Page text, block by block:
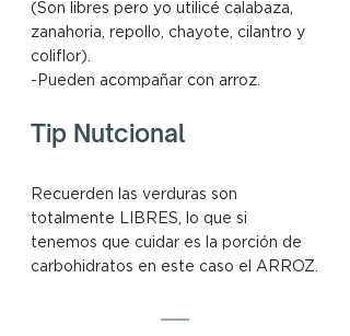
(Son libres pero yo utilicé calabaza,
zanahoria, repollo, chayote, cilantro y
coliflor).
-Pueden acompañar con arroz.
Tip Nutcional
Recuerden las verduras son
totalmente LIBRES, lo que si
tenemos que cuidar es la porción de
carbohidratos en este caso el ARROZ.